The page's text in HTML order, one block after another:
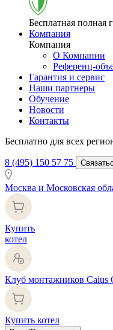
Бесплатная полная
Компания
Компания
О Компании
Референц-
Гарантия и сервис
Наши партнеры
Обучение
Новости
Контакты
Бесплатно для всех
8 (495) 150 57 75
Москва и Московская
Купить
котел
Клуб монтажников Caius
Купить котел